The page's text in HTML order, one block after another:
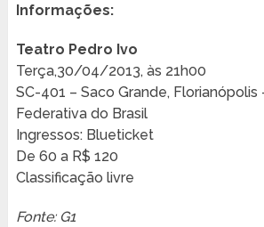
Informações:
Teatro Pedro Ivo
Terça,30/04/2013, às 21h00
SC-401 – Saco Grande, Florianópolis
Federativa do Brasil
Ingressos: Blueticket
De 60 a R$ 120
Classificação livre
Fonte: G1